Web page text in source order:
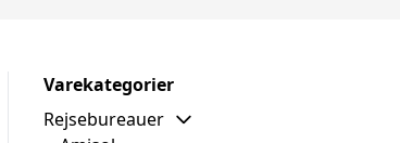
Varekategorier
Rejsebureauer